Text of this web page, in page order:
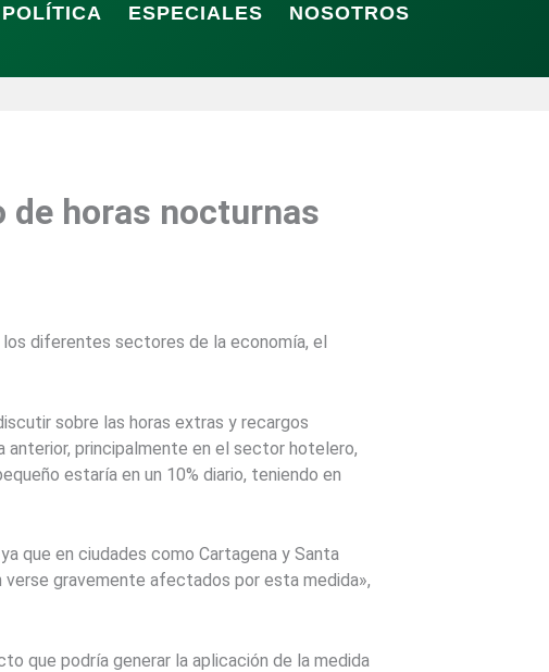
POLÍTICA ESPECIALES
NOSOTROS
de horas nocturnas
diferentes sectores de la economía, el
sobre las horas extras y recargos
anterior, principalmente en el sector hotelero,
estaría en un 10% diario, teniendo en
que en ciudades como Cartagena y Santa
gravemente afectados por esta medida»,
que podría generar la aplicación de la medida